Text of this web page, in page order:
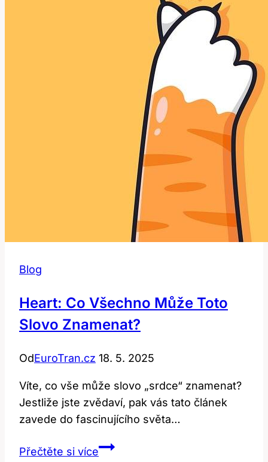
Blog
Heart: Co Všechno Může Toto
Slovo Znamenat?
OdEuroTran.cz 18. 5. 2025
Víte, co vše může slovo „srdce“ znamenat?
Jestliže jste zvědaví,​ pak ‍vás‍ tato ⁢článek
zavede do ⁤fascinujícího světa…
Přečtěte si víceHeart: